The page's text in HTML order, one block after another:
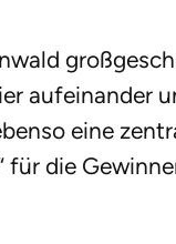
aufeinander
eine
für die